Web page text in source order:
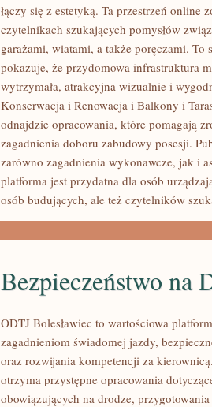
łączy się z estetyką. Ta przestrzeń online
czytelnikach szukających pomysłów
garażami, wiatami, a także poręczami. To
pokazuje, że przydomowa infrastruktura
wytrzymała, atrakcyjna wizualnie i
Konserwacja i Renowacja i Balkony i
odnajdzie opracowania, które pomagają
zagadnienia doboru zabudowy posesji.
zarówno zagadnienia wykonawcze, jak i
platforma jest przydatna dla osób
osób budujących, ale też czytelników
Bezpieczeństwo na
ODTJ Bolesławiec to wartościowa
zagadnieniom świadomej jazdy,
oraz rozwijania kompetencji za
otrzyma przystępne opracowania
obowiązujących na drodze,